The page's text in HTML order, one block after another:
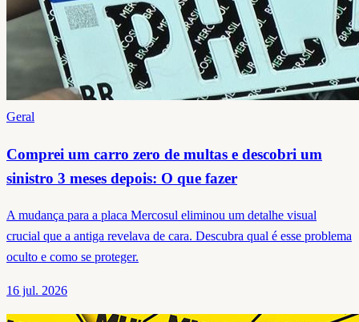
Geral
Comprei um carro zero de multas e descobri um
sinistro 3 meses depois: O que fazer
A mudança para a placa Mercosul eliminou um detalhe visual
crucial que a antiga revelava de cara. Descubra qual é esse problema
oculto e como se proteger.
16 jul. 2026